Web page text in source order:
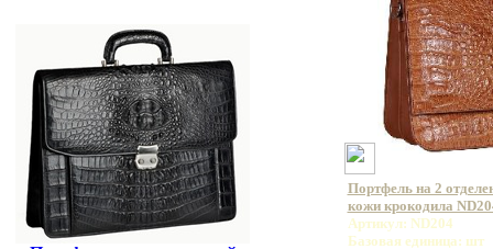
Портфель на 2
кожи крокодила
Артикул: ND204
Базовая единица: шт